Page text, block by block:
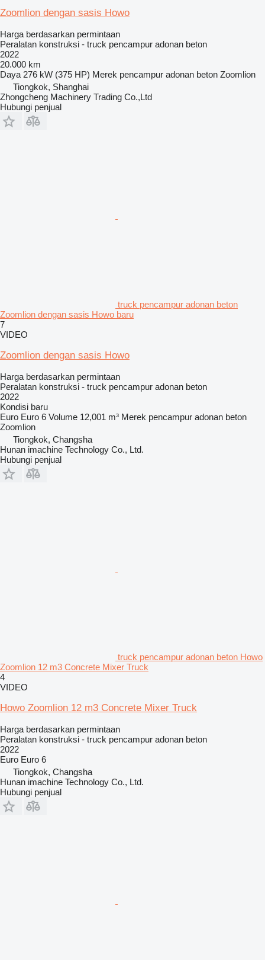
Zoomlion dengan sasis Howo
Harga berdasarkan permintaan
Peralatan konstruksi - truck pencampur adonan beton
2022
20.000 km
Daya 276 kW (375 HP) Merek pencampur adonan beton Zoomlion
Tiongkok, Shanghai
Zhongcheng Machinery Trading Co.,Ltd
Hubungi penjual
truck pencampur adonan beton
Zoomlion dengan sasis Howo baru
7
VIDEO
Zoomlion dengan sasis Howo
Harga berdasarkan permintaan
Peralatan konstruksi - truck pencampur adonan beton
2022
Kondisi baru
Euro Euro 6 Volume 12,001 m³ Merek pencampur adonan beton
Zoomlion
Tiongkok, Changsha
Hunan imachine Technology Co., Ltd.
Hubungi penjual
truck pencampur adonan beton Howo
Zoomlion 12 m3 Concrete Mixer Truck
4
VIDEO
Howo Zoomlion 12 m3 Concrete Mixer Truck
Harga berdasarkan permintaan
Peralatan konstruksi - truck pencampur adonan beton
2022
Euro Euro 6
Tiongkok, Changsha
Hunan imachine Technology Co., Ltd.
Hubungi penjual